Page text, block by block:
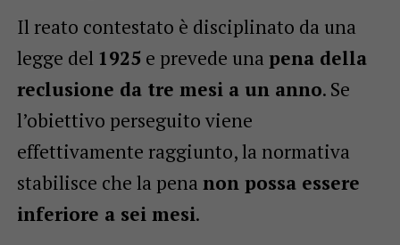
Il reato contestato è disciplinato da una
legge del 1925 e prevede una pena della
reclusione da tre mesi a un anno. Se
l’obiettivo perseguito viene
effettivamente raggiunto, la normativa
stabilisce che la pena non possa essere
inferiore a sei mesi.